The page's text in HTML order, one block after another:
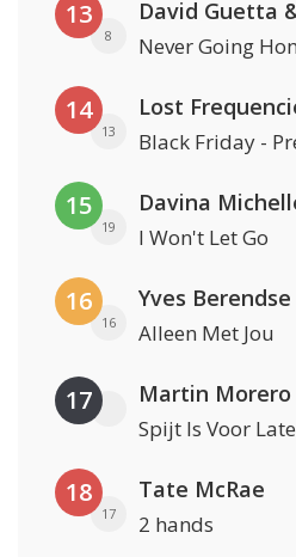
13
8 Never Going
14
13
Lost
Black Friday -
15
19
Davina
I Won't Let Go
16
16
Yves
Alleen Met Jou
17 Martin Morero
Spijt Is Voor
18
17
Tate McRae
2 hands